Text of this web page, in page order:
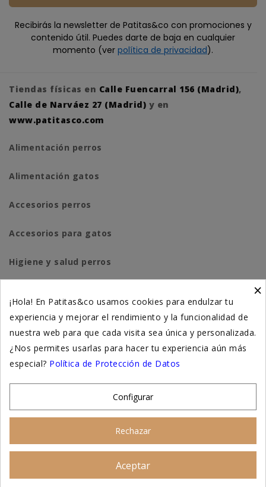
Recibirás la newsletter de Patitas&co con promociones y
contenido útil. Puedes darte de baja en cualquier
momento (ver política de privacidad).
Tiendas físicas en Calle Fuencarral 156 (Madrid),
Calle de Narváez 27 (Madrid) y en
www.patitasco.com
Alimentación perros
Alimentación gatos
Accesorios perros
Accesorios para gatos
Higiene y salud perros
Suplementación natural
Otros
×
¡Hola! En Patitas&co usamos cookies para endulzar tu
experiencia y mejorar el rendimiento y la funcionalidad de
nuestra web para que cada visita sea única y personalizada.
¿Nos permites usarlas para hacer tu experiencia aún más
especial? Política de Protección de Datos
Configurar
Rechazar
Aceptar